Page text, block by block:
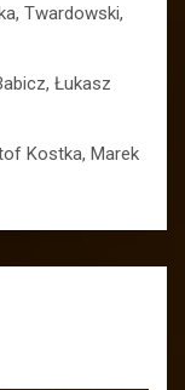
Twardowski,
Łukasz
Kostka, Marek